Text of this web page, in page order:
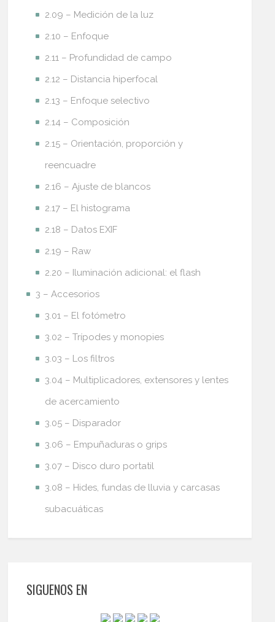
2.09 – Medición de la luz
2.10 – Enfoque
2.11 – Profundidad de campo
2.12 – Distancia hiperfocal
2.13 – Enfoque selectivo
2.14 – Composición
2.15 – Orientación, proporción y
reencuadre
2.16 – Ajuste de blancos
2.17 – El histograma
2.18 – Datos EXIF
2.19 – Raw
2.20 – Iluminación adicional: el flash
3 – Accesorios
3.01 – El fotómetro
3.02 – Trípodes y monopies
3.03 – Los filtros
3.04 – Multiplicadores, extensores y lentes
de acercamiento
3.05 – Disparador
3.06 – Empuñaduras o grips
3.07 – Disco duro portatil
3.08 – Hides, fundas de lluvia y carcasas
subacuáticas
SIGUENOS EN